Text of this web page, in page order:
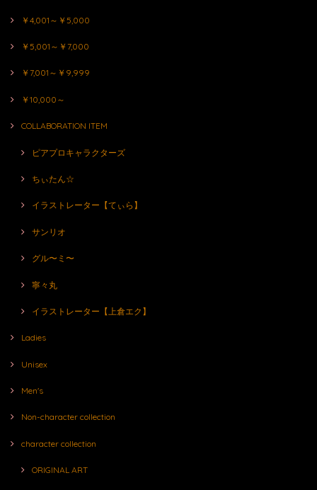
￥4,001～￥5,000
￥5,001～￥7,000
￥7,001～￥9,999
￥10,000～
COLLABORATION ITEM
ピアプロキャラクターズ
ちぃたん☆
イラストレーター【てぃら】
サンリオ
グル〜ミ〜
寧々丸
イラストレーター【上倉エク】
Ladies
Unisex
Men's
Non-character collection
character collection
ORIGINAL ART